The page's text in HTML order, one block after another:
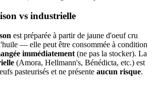
vs industrielle
est préparée à partir de jaune d'oeuf cru
— elle peut être consommée à condition
immédiatement (ne pas la stocker). La
(Amora, Hellmann's, Bénédicta, etc.) est
pasteurisés et ne présente aucun risque.